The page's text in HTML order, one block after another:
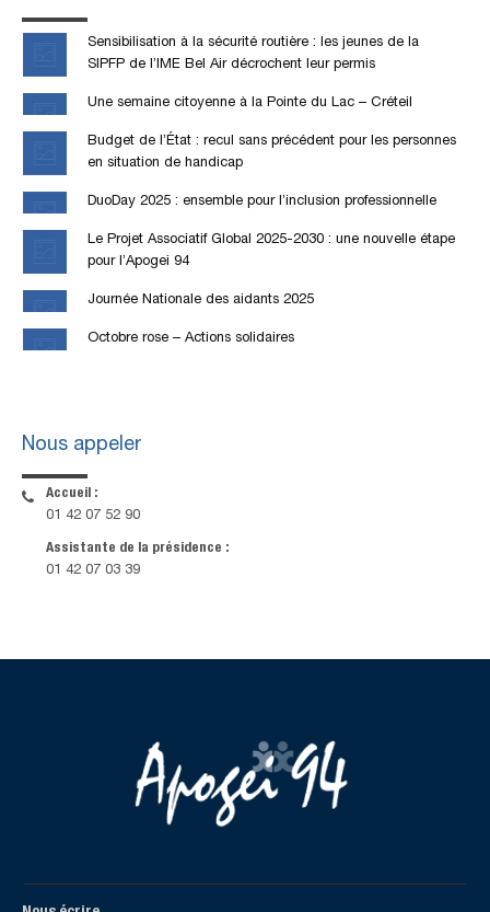
Sensibilisation à la sécurité routière : les jeunes de la
SIPFP de l’IME Bel Air décrochent leur permis
Une semaine citoyenne à la Pointe du Lac – Créteil
Budget de l’État : recul sans précédent pour les personnes
en situation de handicap
DuoDay 2025 : ensemble pour l’inclusion professionnelle
Le Projet Associatif Global 2025-2030 : une nouvelle étape
pour l’Apogei 94
Journée Nationale des aidants 2025
Octobre rose – Actions solidaires
Nous appeler
Accueil :
01 42 07 52 90
Assistante de la présidence :
01 42 07 03 39